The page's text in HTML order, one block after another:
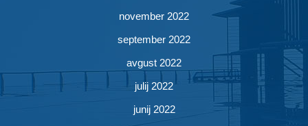
november 2022
september 2022
avgust 2022
julij 2022
junij 2022